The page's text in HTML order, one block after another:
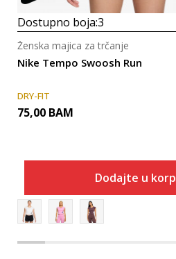
Dostupno boja:3
Nike Tempo Swoosh Run
Ženska majica za trčanje
DRY-FIT
75,00 BAM
Dodajte u